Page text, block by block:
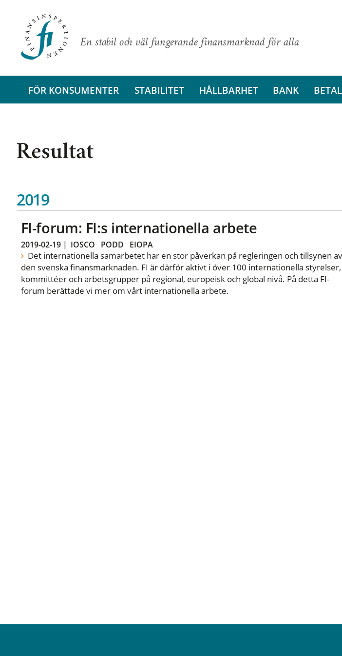
En stabil och väl fungerande finansmarknad för alla
FÖR KONSUMENTER STABILITET HÅLLBARHET BANK
Resultat
2019
FI-forum: FI:s internationella arbete
2019-02-19| IOSCO PODD EIOPA
Det internationella samarbetet har en stor påverkan på regleringen och tillsynen av
den svenska finansmarknaden. FI är därför aktivt i över 100 internationella styrelser,
kommittéer och arbetsgrupper på regional, europeisk och global nivå. På detta FI-
forum berättade vi mer om vårt internationella arbete.